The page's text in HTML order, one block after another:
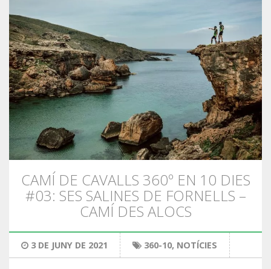
CAMÍ DE CAVALLS 360º EN 10 DIES
#03: SES SALINES DE FORNELLS –
CAMÍ DES ALOCS
3 DE JUNY DE 2021 360-10, NOTÍCIES